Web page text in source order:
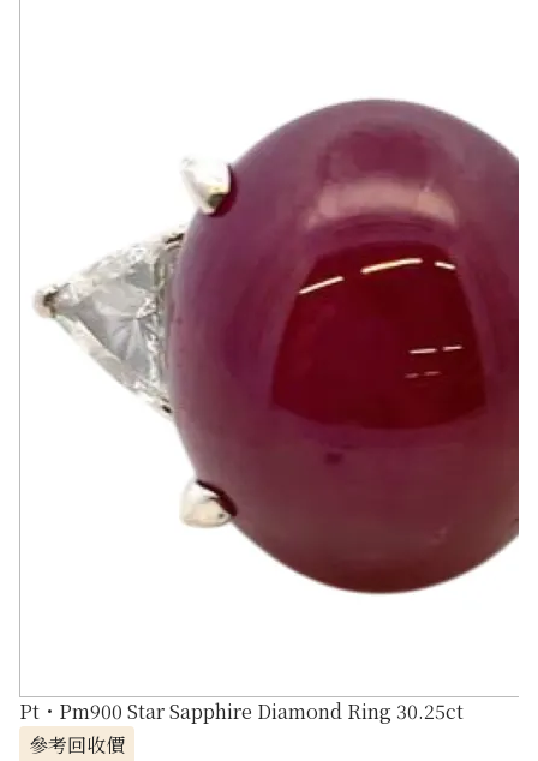
Pt・Pm900 Star Sapphire Diamond Ring 30.25ct
參考回收價